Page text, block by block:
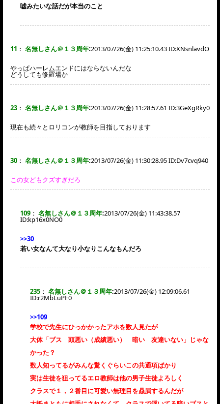
嘘みたいな話だが本当のこと
11 ： 名無しさん＠１３周年:2013/07/26(金) 11:25:10.43 ID:XNsnlavdO
やっぱハーレムエンドにはならないんだな
どうしても修羅場か
23 ： 名無しさん＠１３周年:2013/07/26(金) 11:28:57.61 ID:3GeXgRky0
現在も続々とロリコンが教師を目指しております
30 ： 名無しさん＠１３周年:2013/07/26(金) 11:30:28.95 ID:Dv7cvq940
この女どもクズすぎだろ
109 ： 名無しさん＠１３周年:2013/07/26(金) 11:43:38.57
ID:kp16x0NO0
>>30
若い女なんて大なり小なりこんなもんだろ
235 ： 名無しさん＠１３周年:2013/07/26(金) 12:09:06.61
ID:r2MbLuPF0
>>109
学校で先生にひっかかったアホを数人見たが
大体「ブス 頭悪い（成績悪い） 暗い 友達いない」じゃな
かった？
数人知ってるがみんな驚くぐらいこの共通項ばかり
実は生徒を狙ってるエロ教師は他の男子生徒よろしく
クラスで１，２番目に可愛い無理目を贔屓するんだが